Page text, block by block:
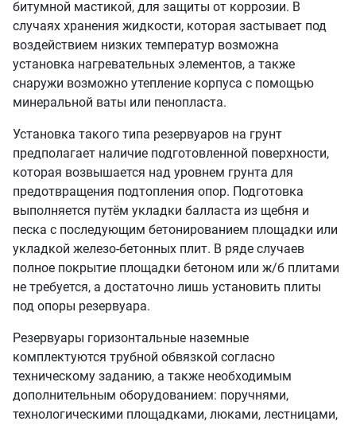
битумной мастикой, для защиты от коррозии. В
случаях хранения жидкости, которая застывает под
воздействием низких температур возможна
установка нагревательных элементов, а также
снаружи возможно утепление корпуса с помощью
минеральной ваты или пенопласта.
Установка такого типа резервуаров на грунт
предполагает наличие подготовленной поверхности,
которая возвышается над уровнем грунта для
предотвращения подтопления опор. Подготовка
выполняется путём укладки балласта из щебня и
песка с последующим бетонированием площадки или
укладкой железо-бетонных плит. В ряде случаев
полное покрытие площадки бетоном или ж/б плитами
не требуется, а достаточно лишь установить плиты
под опоры резервуара.
Резервуары горизонтальные наземные
комплектуются трубной обвязкой согласно
техническому заданию, а также необходимым
дополнительным оборудованием: поручнями,
технологическими площадками, люками, лестницами,